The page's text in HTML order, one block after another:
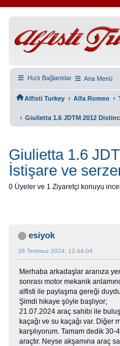
Hızlı Bağlantılar Ana Menü
Alfisti Turkey ‹ Alfa Romeo ‹
‹ Giulietta 1.6 JDTM 2012
Giulietta 1.6
İstişare ve
0 Üyeler ve 1 Ziyaretçi konuyu
esiyok
26 Temmuz 2024, 12:44:04
Merhaba arkadaşlar aranıza
sonrası motor mekanik
alfisti ile paylaşma gereği
Şimdi hikaye şöyle başlıyor;
21.07.2024 araç sahibi ile
kaçağı ve su kaçağı var. Diğer
karşılıyorum. Tamam dedik
araçtır. Neyse akşamına araç